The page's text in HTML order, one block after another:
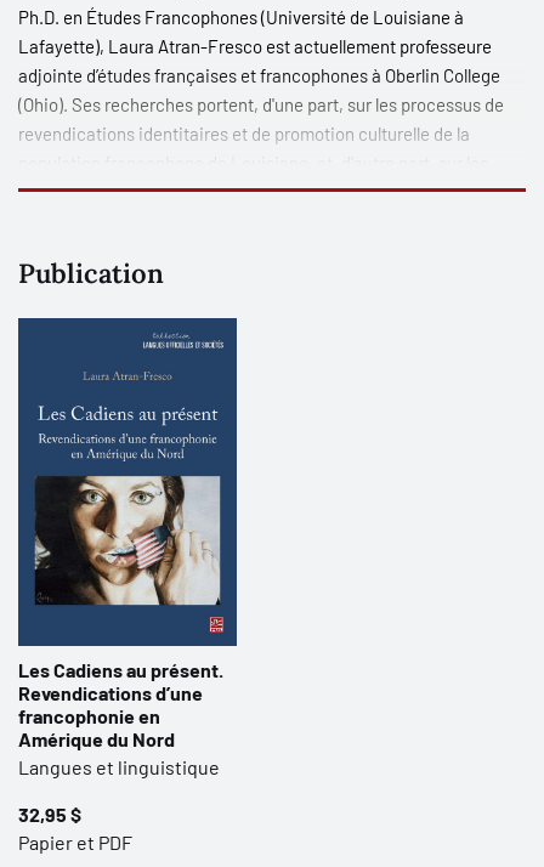
Ph.D. en Études Francophones (Université de Louisiane à
Lafayette), Laura Atran-Fresco est actuellement professeure
adjointe d’études françaises et francophonesà Oberlin College
(Ohio). Ses recherches portent, d'une part, sur les processus de
revendications identitaires et de promotion culturelle de la
relations opérant dans le milieu universitaire entre, d'un côté,
minoritaire.
Publication
Les Cadiens au présent.
Revendications d’une
francophonie en
Amérique du Nord
Langues et linguistique
32,95 $
Papier et PDF